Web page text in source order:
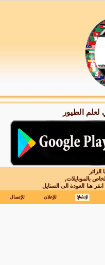
لعلم الطيور
بالموبايلات,
هنا العودة الى الستايل
للإعلان للإتصال